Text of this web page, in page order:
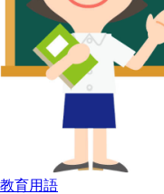
教育用語